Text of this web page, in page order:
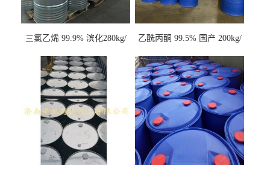
三氯乙烯 99.9% 滨化280kg/
乙酰丙酮 99.5% 国产 200kg/